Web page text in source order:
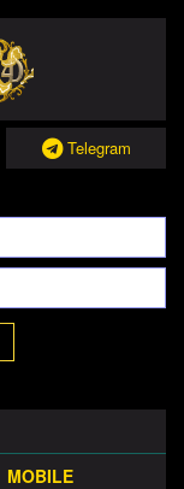
Telegram
MOBILE